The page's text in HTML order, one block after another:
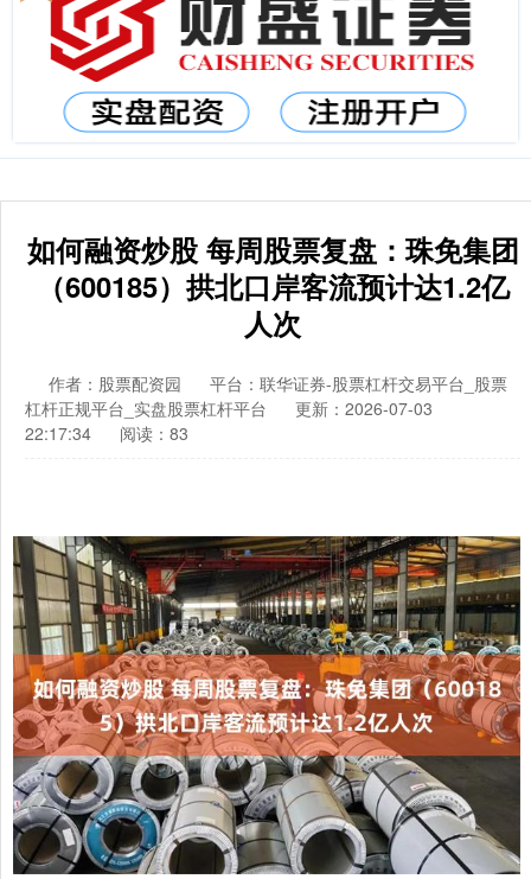
如何融资炒股 每周股票复盘：珠免集团
（600185）拱北口岸客流预计达1.2亿
人次
作者：股票配资园
平台：联华证券-股票杠杆交易平台_股票
杠杆正规平台_实盘股票杠杆平台
更新：2026-07-03
22:17:34
阅读：83